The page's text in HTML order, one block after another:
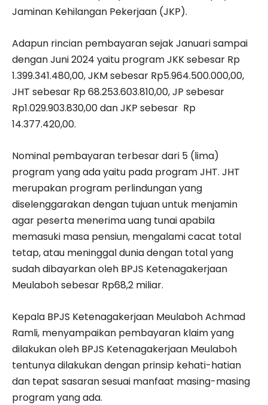
Jaminan Kehilangan Pekerjaan (JKP).
Adapun rincian pembayaran sejak Januari sampai
dengan Juni 2024 yaitu program JKK sebesar Rp
1.399.341.480,00, JKM sebesar Rp5.964.500.000,00,
JHT sebesar Rp 68.253.603.810,00, JP sebesar
Rp1.029.903.830,00 dan JKP sebesar Rp
14.377.420,00.
Nominal pembayaran terbesar dari 5 (lima)
program yang ada yaitu pada program JHT. JHT
merupakan program perlindungan yang
diselenggarakan dengan tujuan untuk menjamin
agar peserta menerima uang tunai apabila
memasuki masa pensiun, mengalami cacat total
tetap, atau meninggal dunia dengan total yang
sudah dibayarkan oleh BPJS Ketenagakerjaan
Meulaboh sebesar Rp68,2 miliar.
Kepala BPJS Ketenagakerjaan Meulaboh Achmad
Ramli, menyampaikan pembayaran klaim yang
dilakukan oleh BPJS Ketenagakerjaan Meulaboh
tentunya dilakukan dengan prinsip kehati-hatian
dan tepat sasaran sesuai manfaat masing-masing
program yang ada.